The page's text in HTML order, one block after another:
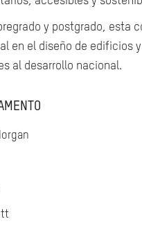
y postgrado, esta
en el diseño de edificios
al desarrollo nacional.